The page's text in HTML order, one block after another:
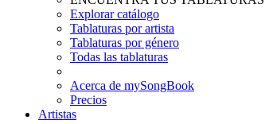
Explorar catálogo
Tablaturas por artista
Tablaturas por género
Todas las tablaturas
Acerca de mySongBook
Precios
Artistas